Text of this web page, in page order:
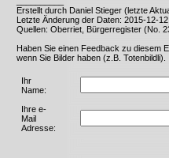
Erstellt durch Daniel Stieger (letzte
Letzte Änderung der Daten: 2015-12-12
Quellen: Oberriet, Bürgerregister (No.
Haben Sie einen Feedback zu diesem
wenn Sie Bilder haben (z.B. Totenbildli).
Ihr
Name:
Ihre e-
Mail
Adresse: